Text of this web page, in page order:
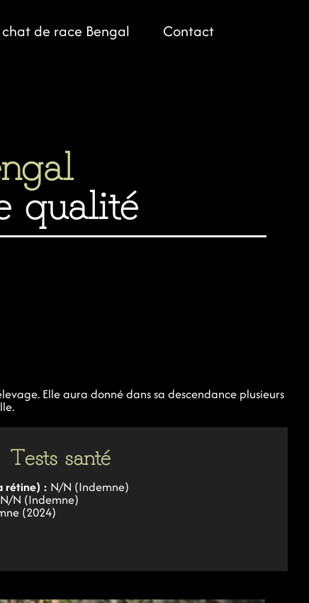
de race Bengal Contact
qualité
Elle aura donné dans sa descendance plusieurs
Tests santé
rétine) : N/N (Indemne)
N/N (Indemne)
(2024)